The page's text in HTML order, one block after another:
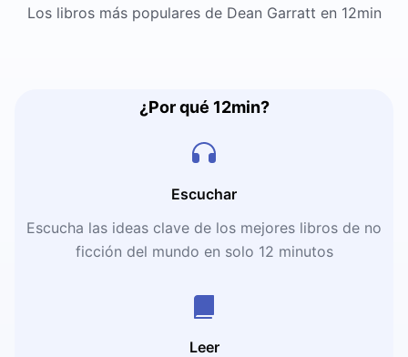
Los libros más populares de Dean Garratt en 12min
¿Por qué 12min?
Escuchar
Escucha las ideas clave de los mejores libros de no
ficción del mundo en solo 12 minutos
Leer